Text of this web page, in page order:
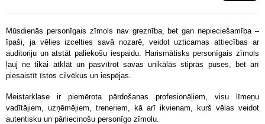
Mūsdienās personīgais zīmols nav greznība, bet gan nepieciešamība –
īpaši, ja vēlies izcelties savā nozarē, veidot uzticamas attiecības ar
auditoriju un atstāt paliekošu iespaidu. Harismātisks personīgais zīmols
ļauj ne tikai atklāt un pasvītrot savas unikālās stiprās puses, bet arī
piesaistīt īstos cilvēkus un iespējas.
Meistarklase ir piemērota pārdošanas profesionāļiem, visu līmeņu
vadītājiem, uzņēmējiem, treneriem, kā arī ikvienam, kurš vēlas veidot
autentisku un pārliecinošu personīgo zīmolu.